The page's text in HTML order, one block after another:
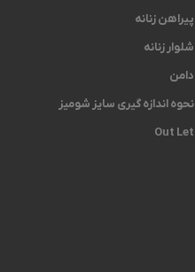
پیراهن زنانه
شلوار زنانه
دامن
نحوه اندازه گیری ‫سایز شومیز
Out Let